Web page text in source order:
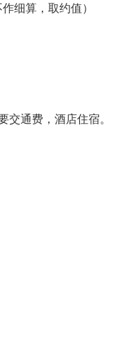
细算，取约值）
通费，酒店住宿。